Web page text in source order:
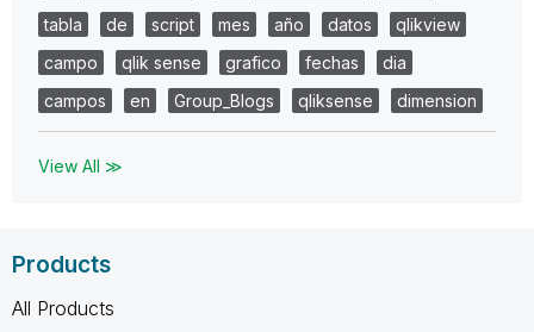
tabla
de script mes año datos
qlikview
campo
qlik sense grafico fechas
dia
campos
en Group_Blogs qliksense dimension
View All ≫
Products
All Products